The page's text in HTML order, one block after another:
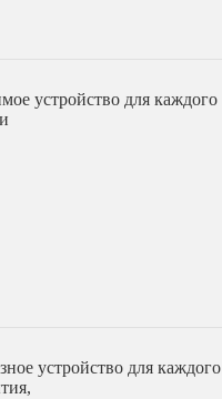
устройство для каждого
устройство для каждого